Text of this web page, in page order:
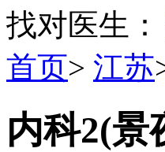
找对医生：
首页> 江苏
内科2(景